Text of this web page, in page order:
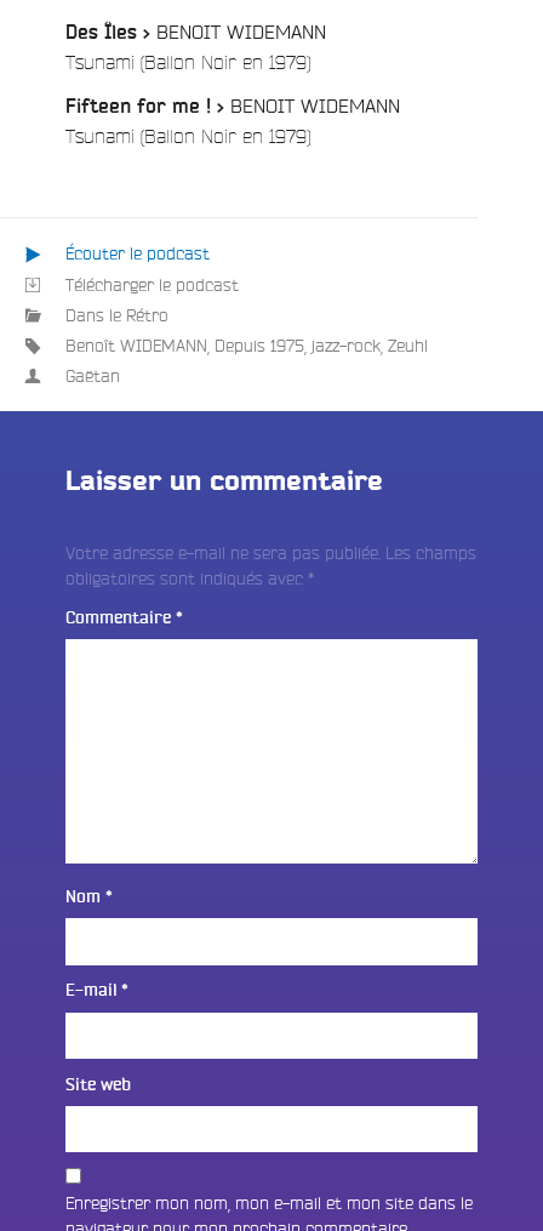
Des Îles > BENOIT WIDEMANN
Tsunami (Ballon Noir en 1979)/
Fifteen for me ! > BENOIT WIDEMANN
Tsunami (Ballon Noir en 1979)/
Écouter le podcast
Télécharger le podcast
Dans le Rétro
Benoît WIDEMANN Depuis 1975 jazz-rock Zeuhl
Gaëtan
Laisser un commentaire
Votre adresse e-mail ne sera pas publiée. Les champs
obligatoires sont indiqués avec *
Commentaire *
Nom *
E-mail *
Site web
Enregistrer mon nom, mon e-mail et mon site dans le